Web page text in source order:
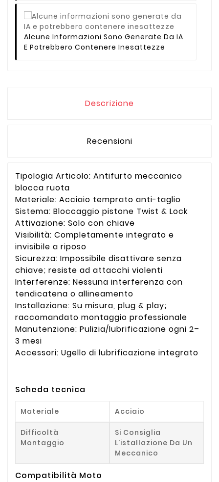
Alcune Informazioni Sono Generate Da IA
E Potrebbero Contenere Inesattezze
Descrizione
Recensioni
Tipologia Articolo: Antifurto meccanico
blocca ruota
Materiale: Acciaio temprato anti-taglio
Sistema: Bloccaggio pistone Twist & Lock
Attivazione: Solo con chiave
Visibilità: Completamente integrato e
invisibile a riposo
Sicurezza: Impossibile disattivare senza
chiave; resiste ad attacchi violenti
Interferenze: Nessuna interferenza con
tendicatena o allineamento
Installazione: Su misura, plug & play;
raccomandato montaggio professionale
Manutenzione: Pulizia/lubrificazione ogni 2–
3 mesi
Accessori: Ugello di lubrificazione integrato
Scheda tecnica
Materiale Acciaio
Difficoltà
Montaggio
Si Consiglia
L'istallazione Da Un
Meccanico
Compatibilità Moto